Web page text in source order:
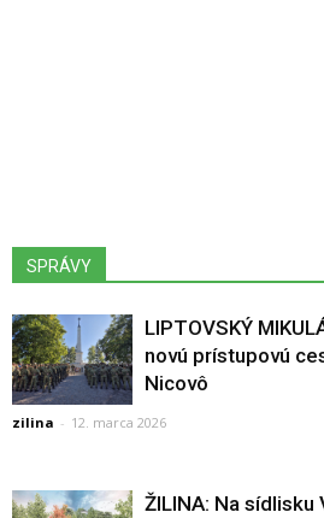
SPRÁVY
LIPTOVSKÝ
novú prístupovú
Nicovô
zilina - 12. marca 2026
ŽILINA: Na sídlisku